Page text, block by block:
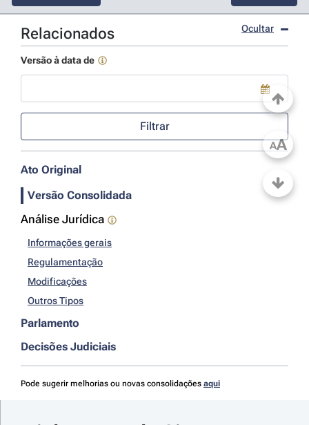
Relacionados Ocultar
Versão à data de
Use a tecla de seta para baixo para abrir o calendário; Use as
Filtrar
Ato Original
Versão Consolidada
Análise Jurídica
Informações gerais
Regulamentação
Modificações
Outros Tipos
Parlamento
Decisões Judiciais
Pode sugerir melhorias ou novas consolidações aqui
AA